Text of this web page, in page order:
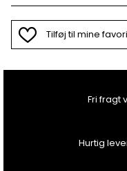
Tilføj til mine
Fri fragt
Hurtig